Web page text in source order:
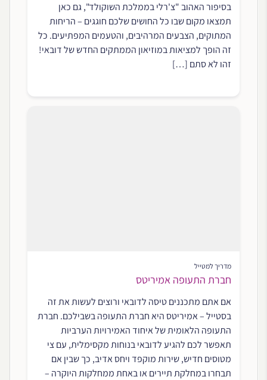
בסיפור האהוב "צ'רלי בממלכת השוקולד", גם כאן
תמצאו מקום שבו כל החושים שלכם חוגגים – הריחות
המתוקים, הצבעים המרהיבים, והטעמים המפתיעים. כל
זה הופך למציאות במוזיאון הממתקים החדש של דובאי!
זהו לא סתם […]
מדריך למטייל
חברת התעופה אמיריטס
אם אתם מתכננים טיסה לדובאי ורוצים לעשות את זה
בסטייל – אמיריטס היא חברת התעופה בשבילכם. חברת
התעופה הלאומית של איחוד האמירויות הערביות
תאפשר לכם להגיע לדובאי בנוחות מקסימלית, עם צי
מטוסים חדיש, שירות מוקפד ויחס אדיב, כך שבין אם
תבחרו במחלקת תיירים או באחת ממחלקות היוקרה –